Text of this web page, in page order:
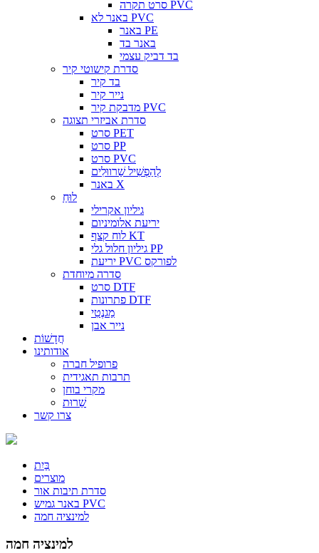
סרט תקרה PVC
באנר לא PVC
באנר PE
באנר בד
בד דביק עצמי
סדרת קישוטי קיר
בד קיר
נייר קיר
מדבקת קיר PVC
סדרת אביזרי תצוגה
סרט PET
סרט PP
סרט PVC
לְהַפְשִׁיל שַׁרווּלִים
באנר X
לוּחַ
גיליון אקרילי
יריעת אלומיניום
לוח קצף KT
גיליון חלול גלי PP
יריעת PVC לפורקס
סדרה מיוחדת
סרט DTF
פתרונות DTF
מַגנֶטִי
נייר אבן
חֲדָשׁוֹת
אודותינו
פרופיל חברה
תרבות תאגידית
מקרי בוחן
שֵׁרוּת
צרו קשר
בַּיִת
מוצרים
סדרת תיבות אור
באנר גמיש PVC
למינציה חמה
למינציה חמה